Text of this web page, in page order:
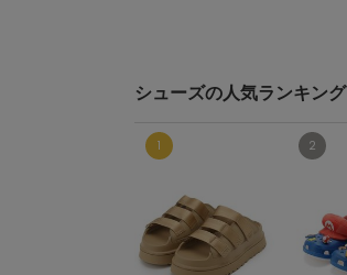
シューズの人気ランキング